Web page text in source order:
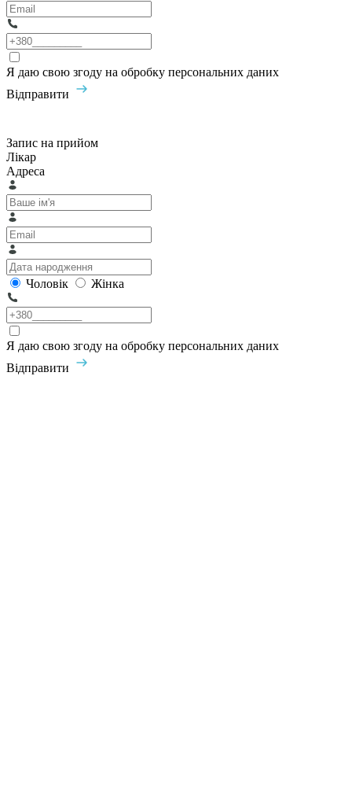
Я даю свою згоду на обробку персональних даних
Відправити
Запис на прийом
Лікар
Адреса
Чоловік Жінка
Я даю свою згоду на обробку персональних даних
Відправити